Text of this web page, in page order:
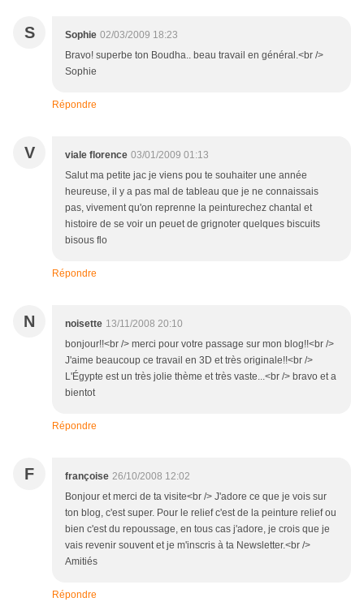
S Sophie 02/03/2009 18:23
Bravo! superbe ton Boudha.. beau travail en général.<br />
Sophie
Répondre
V viale florence 03/01/2009 01:13
Salut ma petite jac je viens pou te souhaiter une année
heureuse, il y a pas mal de tableau que je ne connaissais
pas, vivement qu'on reprenne la peinturechez chantal et
histoire de se voir un peuet de grignoter quelques biscuits
bisous flo
Répondre
N noisette 13/11/2008 20:10
bonjour!!<br /> merci pour votre passage sur mon blog!!<br />
J'aime beaucoup ce travail en 3D et très originale!!<br />
L'Égypte est un très jolie thème et très vaste...<br /> bravo et a
bientot
Répondre
F françoise 26/10/2008 12:02
Bonjour et merci de ta visite<br /> J'adore ce que je vois sur
ton blog, c'est super. Pour le relief c'est de la peinture relief ou
bien c'est du repoussage, en tous cas j'adore, je crois que je
vais revenir souvent et je m'inscris à ta Newsletter.<br />
Amitiés
Répondre